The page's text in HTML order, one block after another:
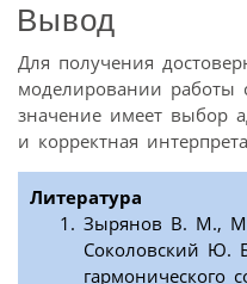
Вывод
Для получения
моделировании
значение имеет выбор
и корректная
Литература
Зырянов В. М.,
Соколовский Ю.
гармонического